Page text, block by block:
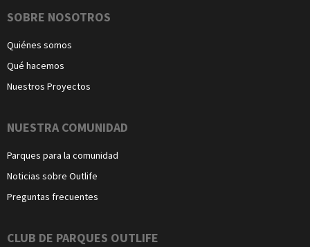
Navegación
SOBRE NOSOTROS
Quiénes somos
Qué hacemos
Nuestros Proyectos
NUESTRA COMUNIDAD
Parques para la comunidad
Noticias sobre Outlife
Preguntas frecuentes
CLUB DE PARQUES OUTLIFE